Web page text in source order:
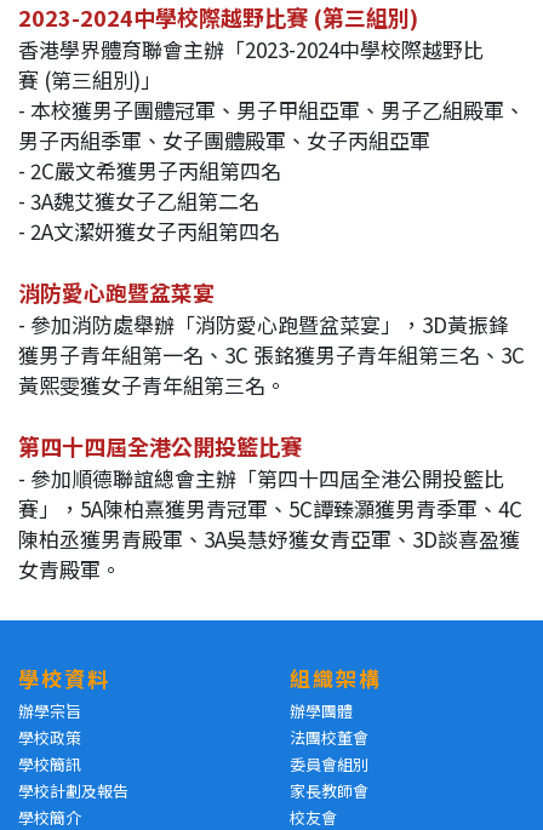
2023-2024中學校際越野比賽 (第三組別)
香港學界體育聯會主辦「2023-2024中學校際越野比
賽 (第三組別)」
- 本校獲男子團體冠軍、男子甲組亞軍、男子乙組殿軍、
男子丙組季軍、女子團體殿軍、女子丙組亞軍
- 2C嚴文希獲男子丙組第四名
- 3A魏艾獲女子乙組第二名
- 2A文潔妍獲女子丙組第四名
消防愛心跑暨盆菜宴
- 參加消防處舉辦「消防愛心跑暨盆菜宴」，3D黃振鋒
獲男子青年組第一名、3C 張銘獲男子青年組第三名、3C
黃熙雯獲女子青年組第三名。
第四十四屆全港公開投籃比賽
- 參加順德聯誼總會主辦「第四十四屆全港公開投籃比
賽」，5A陳柏熹獲男青冠軍、5C譚臻灝獲男青季軍、4C
陳柏丞獲男青殿軍、3A吳慧妤獲女青亞軍、3D談喜盈獲
女青殿軍。
學校資料
辦學宗旨
學校政策
學校簡訊
學校計劃及報告
學校簡介
組織架構
辦學團體
法團校董會
委員會組別
家長教師會
校友會